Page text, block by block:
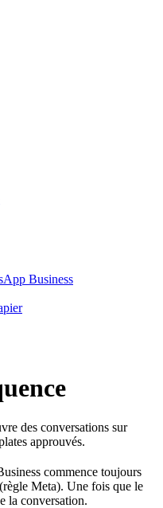
Business
des conversations sur
approuvés.
commence toujours
(règle Meta). Une fois que le
la conversation.